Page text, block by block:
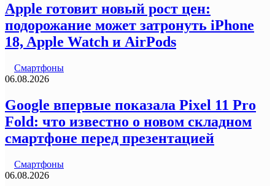
Apple готовит новый рост цен:
подорожание может затронуть iPhone
18, Apple Watch и AirPods
Смартфоны
06.08.2026
Google впервые показала Pixel 11 Pro
Fold: что известно о новом складном
смартфоне перед презентацией
Смартфоны
06.08.2026